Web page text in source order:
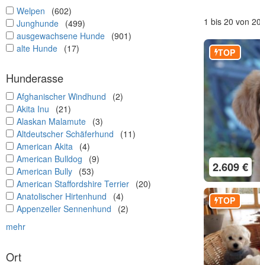
undefined
Welpen
(602)
undefined
Junghunde (499)
undefined
ausgewachsene Hunde (901)
undefined
alte Hunde (17)
Hunderasse
undefined
Afghanischer Windhund
(2)
undefined
Akita Inu
(21)
undefined
Alaskan Malamute (3)
undefined
Altdeutscher Schäferhund
(11)
undefined
American Akita (4)
undefined
American Bulldog
(9)
undefined
American Bully (53)
undefined
American Staffordshire Terrier (20)
undefined
Anatolischer Hirtenhund
(4)
undefined
Appenzeller Sennenhund
(2)
mehr
Ort
1 bis 20 von
2.609 €
TOP
TOP